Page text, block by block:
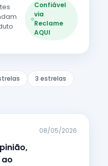
Confiável
via
Reclame
AQUI
3 estrelas
08/05/2026